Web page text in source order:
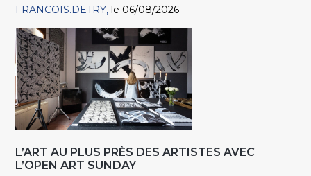
FRANCOIS.DETRY le 06/08/2026
L’ART AU PLUS PRÈS DES ARTISTES AVEC
L’OPEN ART SUNDAY